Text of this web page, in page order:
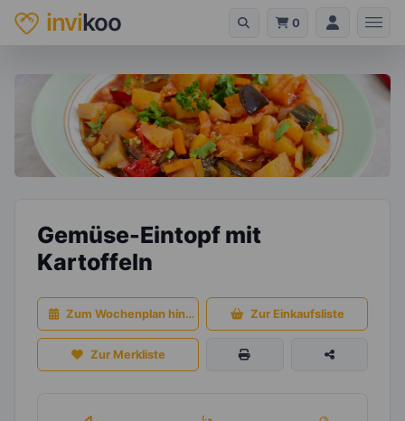
invikoo 0
Gemüse-Eintopf mit
Kartoffeln
Zum Wochenplan hinzufügen Zur Einkaufsliste
Zur Merkliste